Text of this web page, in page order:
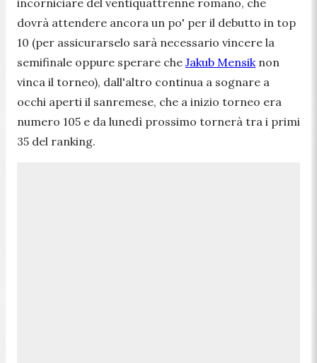
dovrà attendere ancora un po' per il debutto in top
10 (per assicurarselo sarà necessario vincere la
semifinale oppure sperare che Jakub Mensik non
vinca il torneo), dall'altro continua a sognare a
occhi aperti il sanremese, che a inizio torneo era
numero 105 e da lunedì prossimo tornerà tra i primi
35 del ranking.